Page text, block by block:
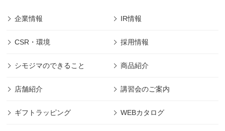
企業情報 IR情報
CSR・環境 採用情報
シモジマのできること 商品紹介
店舗紹介 講習会のご案内
ギフトラッピング WEBカタログ